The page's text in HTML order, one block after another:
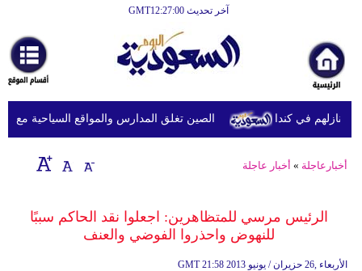
آخر تحديث GMT12:27:00
أخبارعاجلة
رياضة
ثقافة
إقتصاد
وموسيقى
الصين تغلق المدارس والمواقع السياحية مع
أخبارعاجلة » أخبار عاجلة
الرئيس مرسي للمتظاهرين: اجعلوا نقد الحاكم سببًا
للنهوض واحذروا الفوضي والعنف
GMT 21:58 2013 الأربعاء ,26 حزيران / يونيو